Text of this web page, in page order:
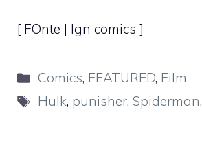
[ FOnte | Ign comics ]
Categorie
Comics, FEATURED, Film
Tag
Hulk, punisher,Spiderman,